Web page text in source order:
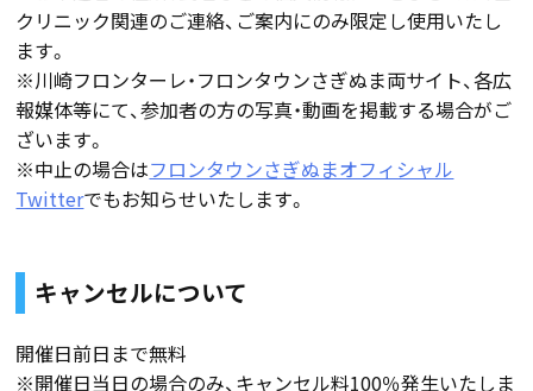
クリニック関連のご連絡、ご案内にのみ限定し使用いたし
ます。
※川崎フロンターレ・フロンタウンさぎぬま両サイト、各広
報媒体等にて、参加者の方の写真・動画を掲載する場合がご
ざいます。
※中止の場合はフロンタウンさぎぬまオフィシャル
Twitterでもお知らせいたします。
キャンセルについて
開催日前日まで無料
※開催日当日の場合のみ、キャンセル料100％発生いたしま